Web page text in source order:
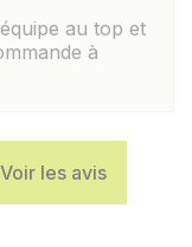
au top et
à
Voir les avis